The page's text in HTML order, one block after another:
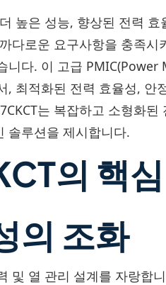
높은 성능, 향상된 전력
다로운 요구사항을 충족시
니다. 이 고급
, 최적화된 전력 효율성, 안
는 복잡하고 소형화
솔루션을 제시합니다.
의 핵
의 조화
및 열 관리 설계를 자랑합